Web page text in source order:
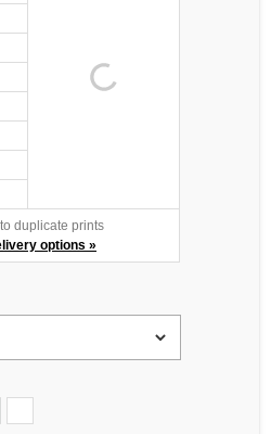
duplicate prints
options »